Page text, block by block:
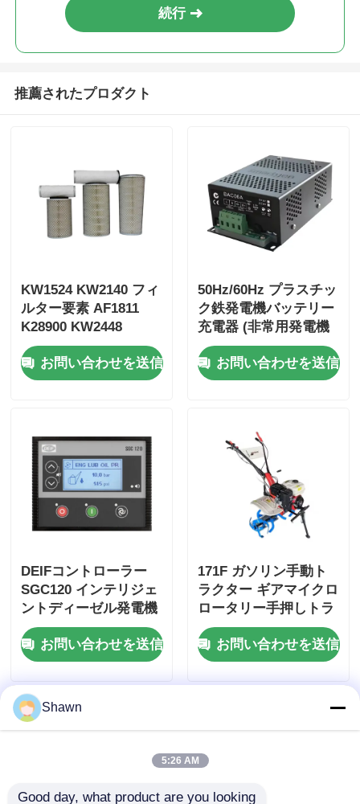
続行
推薦されたプロダクト
KW1524 KW2140 フィ
ルター要素 AF1811
K28900 KW2448
AA2960 AA90139
お問い合わせを送信
50Hz/60Hz プラスチッ
ク鉄発電機バッテリー
充電器 (非常用発電機
用)
お問い合わせを送信
DEIFコントローラー
SGC120 インテリジェ
ントディーゼル発電機
制御盤
お問い合わせを送信
171F ガソリン手動ト
ラクター ギアマイクロ
ロータリー手押しトラ
クター
お問い合わせを送信
Shawn
5:26 AM
Good day, what product are you looking